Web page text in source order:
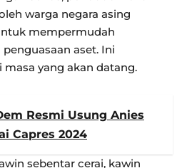
warga negara asing
mempermudah
aset. Ini
masa yang akan datang.
Resmi Usung Anies
Capres 2024
sebentar cerai, kawin